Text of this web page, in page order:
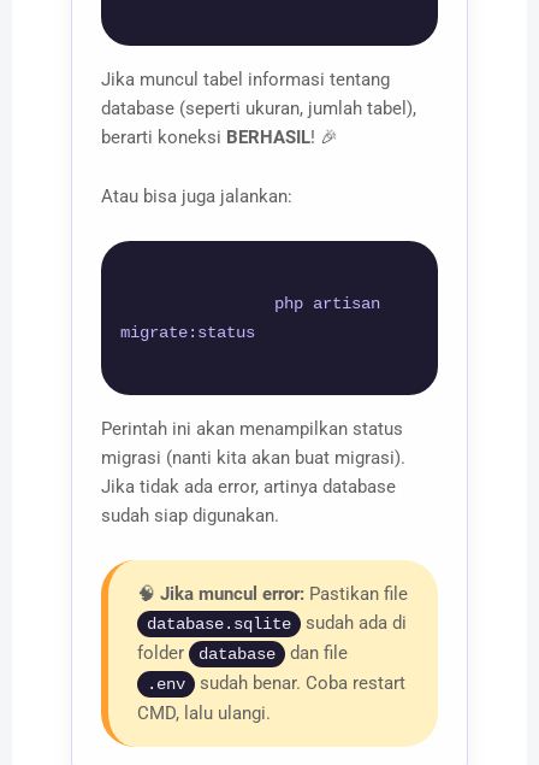
Jika muncul tabel informasi tentang
database (seperti ukuran, jumlah tabel),
berarti koneksi BERHASIL! 🎉
Atau bisa juga jalankan:
migrate:status
Perintah ini akan menampilkan status
migrasi (nanti kita akan buat migrasi).
Jika tidak ada error, artinya database
sudah siap digunakan.
🧠Jika muncul error: Pastikan file
database.sqlite
sudah ada di
folder database dan file
.env
sudah benar. Coba restart
CMD, lalu ulangi.